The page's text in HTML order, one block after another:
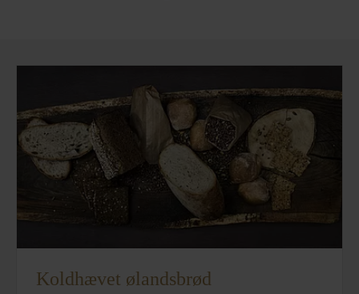
Koldhævet ølandsbrød